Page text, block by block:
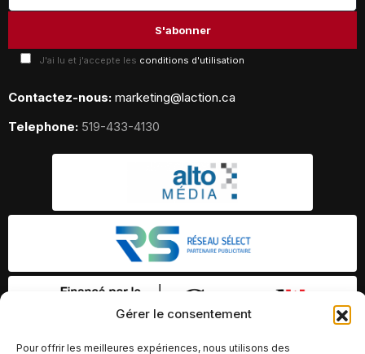
Gérer le consentement
Pour offrir les meilleures expériences, nous utilisons des
J'ai lu et j'accepte les conditions d'utilisation
Contactez-nous: marketing@laction.ca
Telephone: 519-433-4130